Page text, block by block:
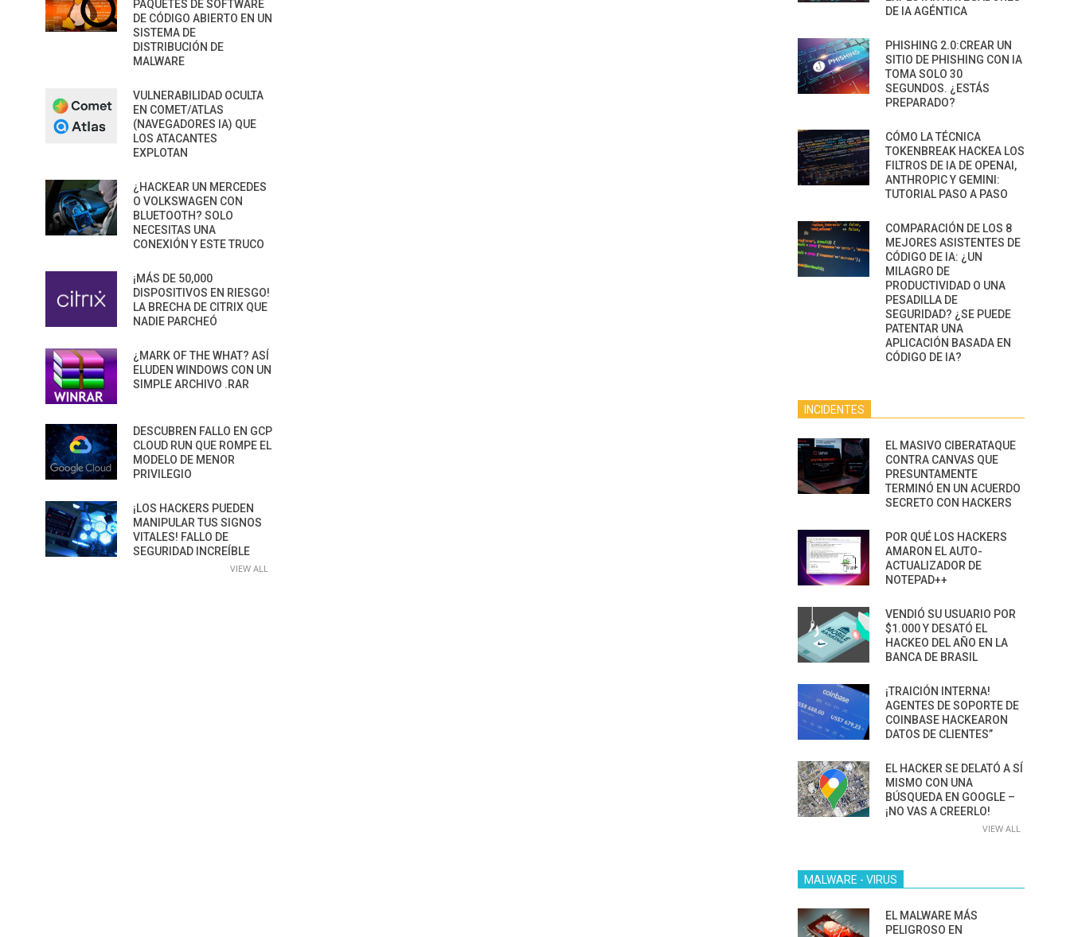
PAQUETES DE SOFTWARE
DE CÓDIGO ABIERTO EN UN
SISTEMA DE
DISTRIBUCIÓN DE
MALWARE
VULNERABILIDAD OCULTA
EN COMET/ATLAS
(NAVEGADORES IA) QUE
LOS ATACANTES
EXPLOTAN
¿HACKEAR UN MERCEDES
O VOLKSWAGEN CON
BLUETOOTH? SOLO
NECESITAS UNA
CONEXIÓN Y ESTE TRUCO
¡MÁS DE 50,000
DISPOSITIVOS EN RIESGO!
LA BRECHA DE CITRIX QUE
NADIE PARCHEÓ
¿MARK OF THE WHAT? ASÍ
ELUDEN WINDOWS CON UN
SIMPLE ARCHIVO .RAR
DESCUBREN FALLO EN GCP
CLOUD RUN QUE ROMPE EL
MODELO DE MENOR
PRIVILEGIO
¡LOS HACKERS PUEDEN
MANIPULAR TUS SIGNOS
VITALES! FALLO DE
SEGURIDAD INCREÍBLE
VIEW ALL
DE IA AGÉNTICA
PHISHING 2.0:CREAR UN
SITIO DE PHISHING CON IA
TOMA SOLO 30
SEGUNDOS. ¿ESTÁS
PREPARADO?
CÓMO LA TÉCNICA
TOKENBREAK HACKEA LOS
FILTROS DE IA DE OPENAI,
ANTHROPIC Y GEMINI:
TUTORIAL PASO A PASO
COMPARACIÓN DE LOS 8
MEJORES ASISTENTES DE
CÓDIGO DE IA: ¿UN
MILAGRO DE
PRODUCTIVIDAD O UNA
PESADILLA DE
SEGURIDAD? ¿SE PUEDE
PATENTAR UNA
APLICACIÓN BASADA EN
CÓDIGO DE IA?
INCIDENTES
EL MASIVO CIBERATAQUE
CONTRA CANVAS QUE
PRESUNTAMENTE
TERMINÓ EN UN ACUERDO
SECRETO CON HACKERS
POR QUÉ LOS HACKERS
AMARON EL AUTO-
ACTUALIZADOR DE
NOTEPAD++
VENDIÓ SU USUARIO POR
$1.000 Y DESATÓ EL
HACKEO DEL AÑO EN LA
BANCA DE BRASIL
¡TRAICIÓN INTERNA!
AGENTES DE SOPORTE DE
COINBASE HACKEARON
DATOS DE CLIENTES”
EL HACKER SE DELATÓ A SÍ
MISMO CON UNA
BÚSQUEDA EN GOOGLE –
¡NO VAS A CREERLO!
VIEW ALL
MALWARE - VIRUS
EL MALWARE MÁS
PELIGROSO EN